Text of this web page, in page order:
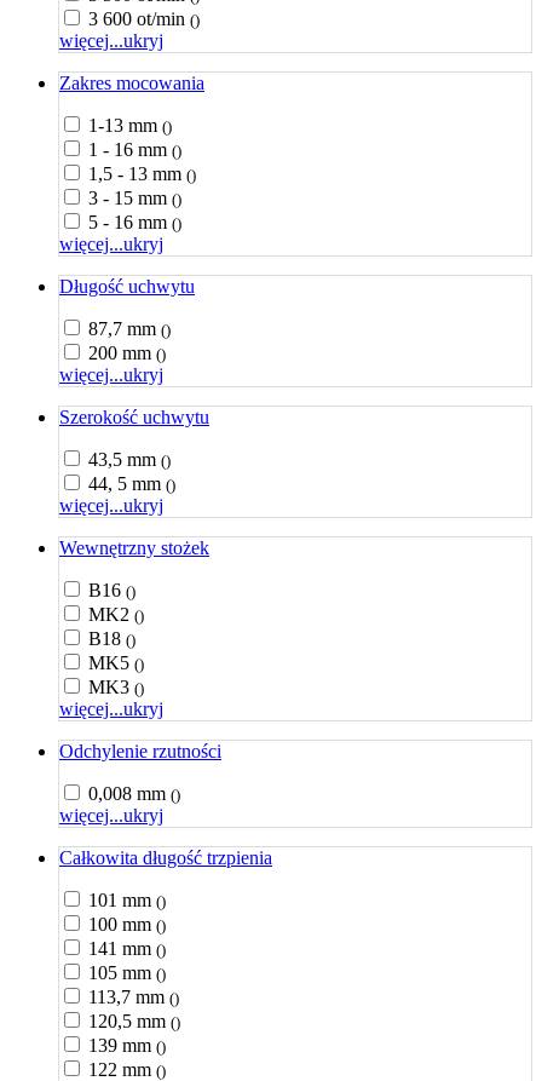
3 600 ot/min ()
więcej...ukryj
Zakres mocowania
1-13 mm ()
1 - 16 mm ()
1,5 - 13 mm ()
3 - 15 mm ()
5 - 16 mm ()
więcej...ukryj
Długość uchwytu
87,7 mm ()
200 mm ()
więcej...ukryj
Szerokość uchwytu
43,5 mm ()
44, 5 mm ()
więcej...ukryj
Wewnętrzny stożek
B16 ()
MK2 ()
B18 ()
MK5 ()
MK3 ()
więcej...ukryj
Odchylenie rzutności
0,008 mm ()
więcej...ukryj
Całkowita długość trzpienia
101 mm ()
100 mm ()
141 mm ()
105 mm ()
113,7 mm ()
120,5 mm ()
139 mm ()
122 mm ()